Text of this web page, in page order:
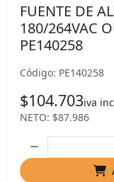
FUENTE DE
180/264VAC
PE140258
Código: PE140258
$104.703iva
NETO: $87.986